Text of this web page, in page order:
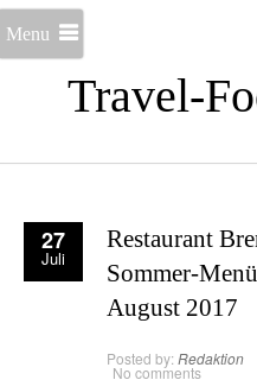
Travel-
Menu
27
Juli
Restaurant
Sommer-
August 2017
Posted by: Redaktion
No comments